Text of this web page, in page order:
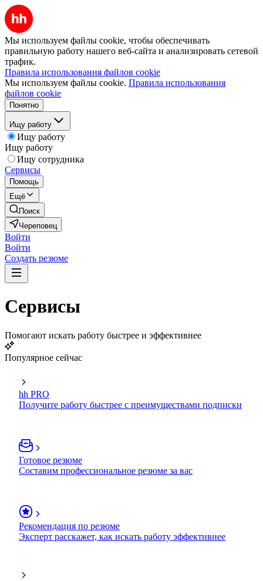
Мы используем файлы cookie, чтобы обеспечивать
правильную работу нашего веб-сайта и анализировать сетевой
трафик.
Правила использования файлов cookie
Мы используем файлы cookie. Правила использования
файлов cookie
Понятно
Ищу работу
Ищу работу
Ищу работу
Ищу сотрудника
Сервисы
Помощь
Ещё
Поиск
Череповец
Войти
Войти
Создать резюме
Сервисы
Помогают искать работу быстрее и эффективнее
Популярное сейчас
hh PRO
Получите работу быстрее с преимуществами подписки
Готовое резюме
Составим профессиональное резюме за вас
Рекомендация по резюме
Эксперт расскажет, как искать работу эффективнее